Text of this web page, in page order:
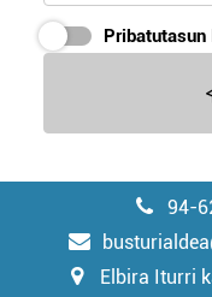
94-
Elbira Iturri